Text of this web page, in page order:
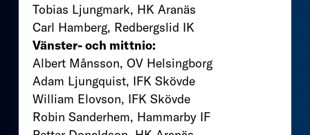
Tobias Ljungmark, HK Aranäs
Carl Hamberg, Redbergslid IK
Vänster- och mittnio:
Albert Månsson, OV Helsingborg
Adam Ljungquist, IFK Skövde
William Elovson, IFK Skövde
Robin Sanderhem, Hammarby IF